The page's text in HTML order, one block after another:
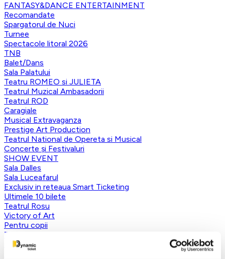
FANTASY&DANCE ENTERTAINMENT
Recomandate
Spargatorul de Nuci
Turnee
Spectacole litoral 2026
TNB
Balet/Dans
Sala Palatului
Teatru ROMEO si JULIETA
Teatrul Muzical Ambasadorii
Teatrul ROD
Caragiale
Musical Extravaganza
Prestige Art Production
Teatrul National de Opereta si Musical
Concerte și Festivaluri
SHOW EVENT
Sala Dalles
Sala Luceafarul
Exclusiv in reteaua Smart Ticketing
Ultimele 10 bilete
Teatrul Rosu
Victory of Art
Pentru copii
Teatru
Teatrul Maidan
Trupa de teatru YuPPie ArT